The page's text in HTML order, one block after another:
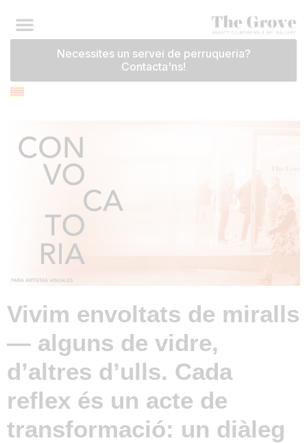
Necessites un servei de perruqueria?
Contacta'ns!
Vivim envoltats de miralls
— alguns de vidre,
d’altres d’ulls. Cada
reflex és un acte de
transformació: un diàleg